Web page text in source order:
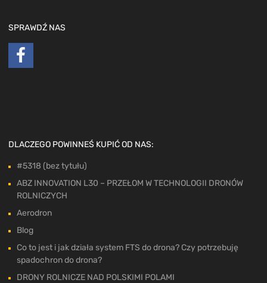
SPRAWDŹ NAS
DLACZEGO POWINNEŚ KUPIĆ OD NAS:
#5318 (bez tytułu)
ABZ INNOVATION L30 – PRZEŁOM W TECHNOLOGII DRONÓW
ROLNICZYCH
Aerodron
Blog
Co to jest i jak działa system FTS do drona? Czy potrzebuję
spadochron do drona?
DRONY ROLNICZE NAD POLSKIMI POLAMI